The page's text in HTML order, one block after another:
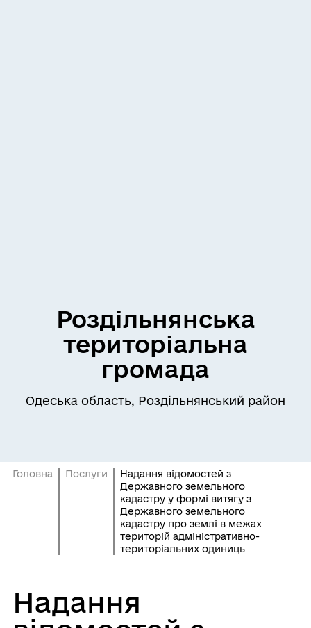
Роздільнянська
територіальна
громада
Одеська область, Роздільнянський район
Головна Послуги
Надання відомостей з
Державного земельного
кадастру у формі витягу з
Державного земельного
кадастру про землі в межах
територій адміністративно-
територіальних одиниць
Надання